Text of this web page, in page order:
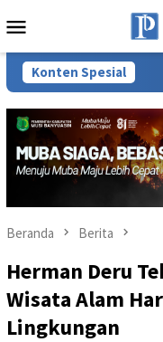
ke
Mobile
Konten Spesial
702 Pegawai
Beranda Berita
Herman Deru
Wisata Alam
Lingkungan